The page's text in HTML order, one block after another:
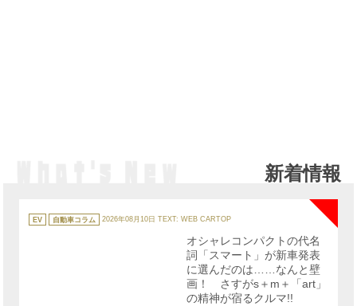
新着情報
テ
ゴ
EV 自動車コラム 2026年08月10日 TEXT: WEB CARTOP
NEW
オシャレコンパクトの代名
詞「スマート」が新車発表
に選んだのは……なんと壁
画！ さすがs＋m＋「art」
の精神が宿るクルマ!!